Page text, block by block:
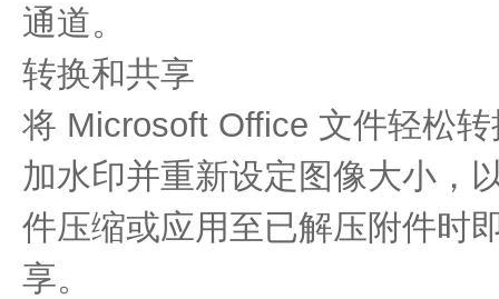
通道。
转换和共享
将 Microsoft Office 文件轻松
加水印并重新设定图像大小，
件压缩或应用至已解压附件时
享。